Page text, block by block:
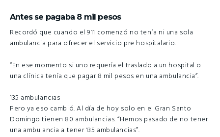
Antes se pagaba 8 mil pesos
Recordó que cuando el 911 comenzó no tenía ni una sola
ambulancia para ofrecer el servicio pre hospitalario.
“En ese momento si uno requería el traslado a un hospital o
una clínica tenía que pagar 8 mil pesos en una ambulancia”.
135 ambulancias
Pero ya eso cambió. Al día de hoy solo en el Gran Santo
Domingo tienen 80 ambulancias. “Hemos pasado de no tener
una ambulancia a tener 135 ambulancias”.